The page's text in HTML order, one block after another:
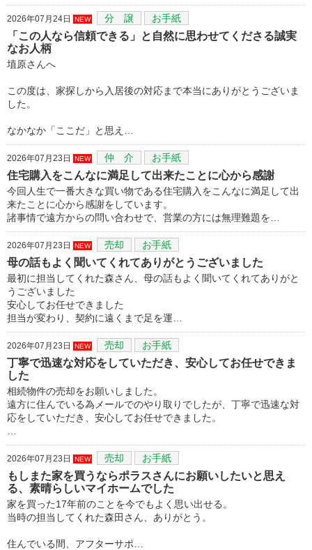
2026年07月24日 NEW 分 譲 お手紙
「この人なら信頼できる」と自然に思わせてくださる誠実
なお人柄
埴原さんへ
この度は、家探しから入居後の対応まで本当にありがとうございま
した。
なかなか「ここだ」と思え…
2026年07月23日 NEW 仲 介 お手紙
住宅購入をこんなに満足して出来たことに心から感謝
今回人生で一番大きな買い物である住宅購入をこんなに満足して出
来たことに心から感謝をしています。
諸事情で遠方からの問い合わせで、営業の方には無理難題を…
2026年07月23日 NEW 売却 お手紙
母の話もよく聞いてくれてありがとうございました
最初に担当してくれた森さん、母の話もよく聞いてくれてありがと
うございました
安心してお任せできました
担当が変わり、契約に遠くまで足を運…
2026年07月23日 NEW 売却 お手紙
丁寧で迅速な対応をしていただき、安心してお任せできま
した
相続物件の売却をお願いしました。
遠方に住んでいる為メールでのやり取りでしたが、丁寧で迅速な対
応をしていただき、安心してお任せできました。
2026年07月23日 NEW 売却 お手紙
もしまた家を買うならポラスさんにお願いしたいと思え
る、素晴らしいマイホームでした
家を買った17年前のことを今でもよく思い出せる。
当時の担当してくれた森田さん、ありがとう。
住んでいる間、アフターサポ…